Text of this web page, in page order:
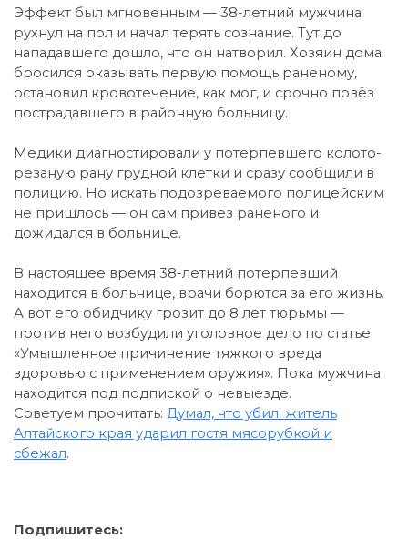
Эффект был мгновенным — 38-летний мужчина
рухнул на пол и начал терять сознание. Тут до
нападавшего дошло, что он натворил. Хозяин дома
бросился оказывать первую помощь раненому,
остановил кровотечение, как мог, и срочно повёз
пострадавшего в районную больницу.
Медики диагностировали у потерпевшего колото-
резаную рану грудной клетки и сразу сообщили в
полицию. Но искать подозреваемого полицейским
не пришлось — он сам привёз раненого и
дожидался в больнице.
В настоящее время 38-летний потерпевший
находится в больнице, врачи борются за его жизнь.
А вот его обидчику грозит до 8 лет тюрьмы —
против него возбудили уголовное дело по статье
«Умышленное причинение тяжкого вреда
здоровью с применением оружия». Пока мужчина
находится под подпиской о невыезде.
Советуем прочитать: Думал, что убил: житель
Алтайского края ударил гостя мясорубкой и
сбежал.
Подпишитесь: